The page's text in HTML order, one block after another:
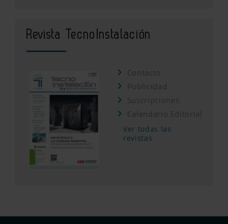
Revista TecnoInstalación
Contacto
Publicidad
Suscripciones
Calendario Editorial
Ver todas las
revistas